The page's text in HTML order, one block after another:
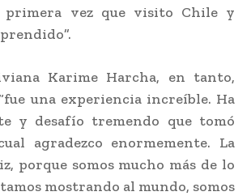
primera vez que visito Chile y
Karime Harcha, en tanto,
una experiencia increíble. Ha
y desafío tremendo que tomó
agradezco enormemente. La
porque somos mucho más de lo
mostrando al mundo, somos